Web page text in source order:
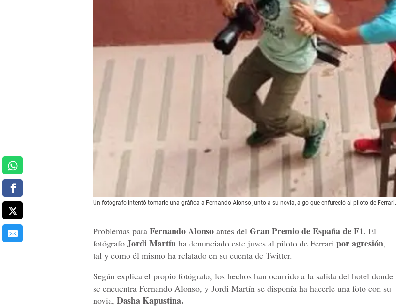
Un fotógrafo intentó tomarle una gráfica a Fernando Alonso junto a su novia, algo que enfureció al piloto de Ferrari.
Problemas para Fernando Alonso antes del Gran Premio de España de F1. El
fotógrafo Jordi Martín ha denunciado este juves al piloto de Ferrari por agresión,
tal y como él mismo ha relatado en su cuenta de Twitter.
Según explica el propio fotógrafo, los hechos han ocurrido a la salida del hotel donde
se encuentra Fernando Alonso, y Jordi Martín se disponía ha hacerle una foto con su
novia, Dasha Kapustina.